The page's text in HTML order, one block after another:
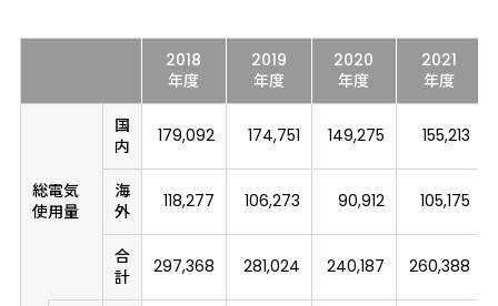
2018
年度
2019
年度
2020
年度
2021
年度
総電気
使用量
国
内
179,092 174,751 149,275 155,213
海
外
118,277 106,273 90,912 105,175
合
計
297,368 281,024 240,187 260,388